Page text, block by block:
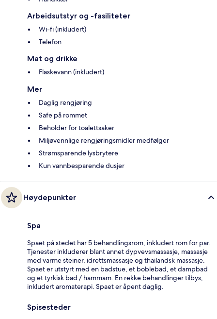
Arbeidsutstyr og -fasiliteter
Wi-fi (inkludert)
Telefon
Mat og drikke
Flaskevann (inkludert)
Mer
Daglig rengjøring
Safe på rommet
Beholder for toalettsaker
Miljøvennlige rengjøringsmidler medfølger
Strømsparende lysbrytere
Kun vannbesparende dusjer
Høydepunkter
Spa
Spaet på stedet har 5 behandlingsrom, inkludert rom for par.
Tjenester inkluderer blant annet dypvevsmassasje, massasje
med varme steiner, idrettsmassasje og thailandsk massasje.
Spaet er utstyrt med en badstue, et boblebad, et dampbad
og et tyrkisk bad / hammam. En rekke behandlinger tilbys,
inkludert aromaterapi. Spaet er åpent daglig.
Spisesteder